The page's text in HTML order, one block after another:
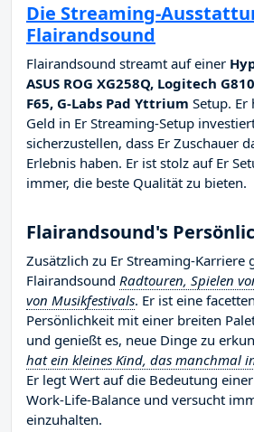
Die Streaming-
Flairandsound
Flairandsound streamt auf einer
ASUS ROG XG258Q, Logitech
F65, G-Labs Pad Yttrium Setup. Er
Geld in Er Streaming-Setup
sicherzustellen, dass Er Zuschauer
Erlebnis haben. Er ist stolz auf Er
immer, die beste Qualität zu bieten.
Flairandsound's
Zusätzlich zu Er Streaming-Karriere
Flairandsound Radtouren, Spielen
von Musikfestivals. Er ist eine
Persönlichkeit mit einer breiten
und genießt es, neue Dinge zu
hat ein kleines Kind, das manchmal
Er legt Wert auf die Bedeutung
Work-Life-Balance und versucht
einzuhalten.